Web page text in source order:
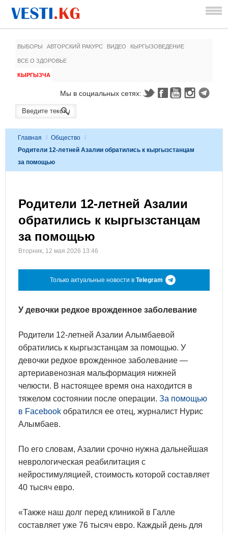
ВЫБОРЫ АВТОРСКИЙ РАКУРС ВИДЕО КЫРГЫЗОВЕДЕНИЕ
ВСЕ О ЗДОРОВЬЕ
КЫРГЫЗЧА
Мы в социальных сетях:
Главная / Общество /
Родители 12-летней Азалии обратились к кыргызстанцам
за помощью
Родители 12-летней Азалии
обратились к кыргызстанцам
за помощью
Вторник, 12 мая 2026 13:46
Только актуальные новости в Telegram
У девочки редкое врожденное заболевание
Родители 12-летней Азалии Алымбаевой
обратились к кыргызстанцам за помощью. У
девочки редкое врожденное заболевание —
артериавенозная мальформация нижней
челюсти. В настоящее время она находится в
тяжелом состоянии после операции. За помощью
в Facebook обратился ее отец, журналист Нурис
Алымбаев.
По его словам, Азалии срочно нужна дальнейшая
неврологическая реабилитация с
нейростимуляцией, стоимость которой составляет
40 тысяч евро.
«Также наш долг перед клиникой в Галле
составляет уже 76 тысяч евро. Каждый день для